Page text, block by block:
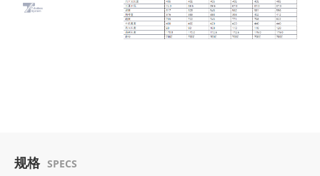
规格 SPECS